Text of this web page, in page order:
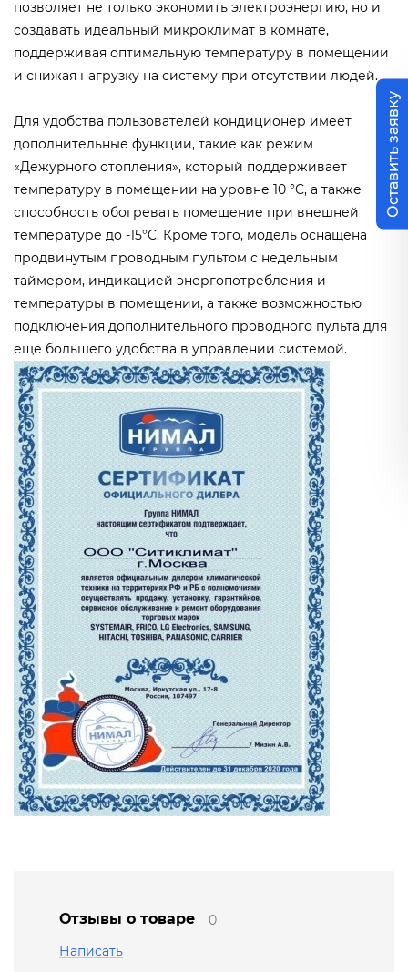
позволяет не только экономить электроэнергию, но и
создавать идеальный микроклимат в комнате,
поддерживая оптимальную температуру в помещении
и снижая нагрузку на систему при отсутствии людей.
Для удобства пользователей кондиционер имеет
дополнительные функции, такие как режим
«Дежурного отопления», который поддерживает
температуру в помещении на уровне 10 °C, а также
способность обогревать помещение при внешней
температуре до -15°C. Кроме того, модель оснащена
продвинутым проводным пультом с недельным
таймером, индикацией энергопотребления и
температуры в помещении, а также возможностью
подключения дополнительного проводного пульта для
еще большего удобства в управлении системой.
Отзывы о товаре
0
Написать
Оставить заявку